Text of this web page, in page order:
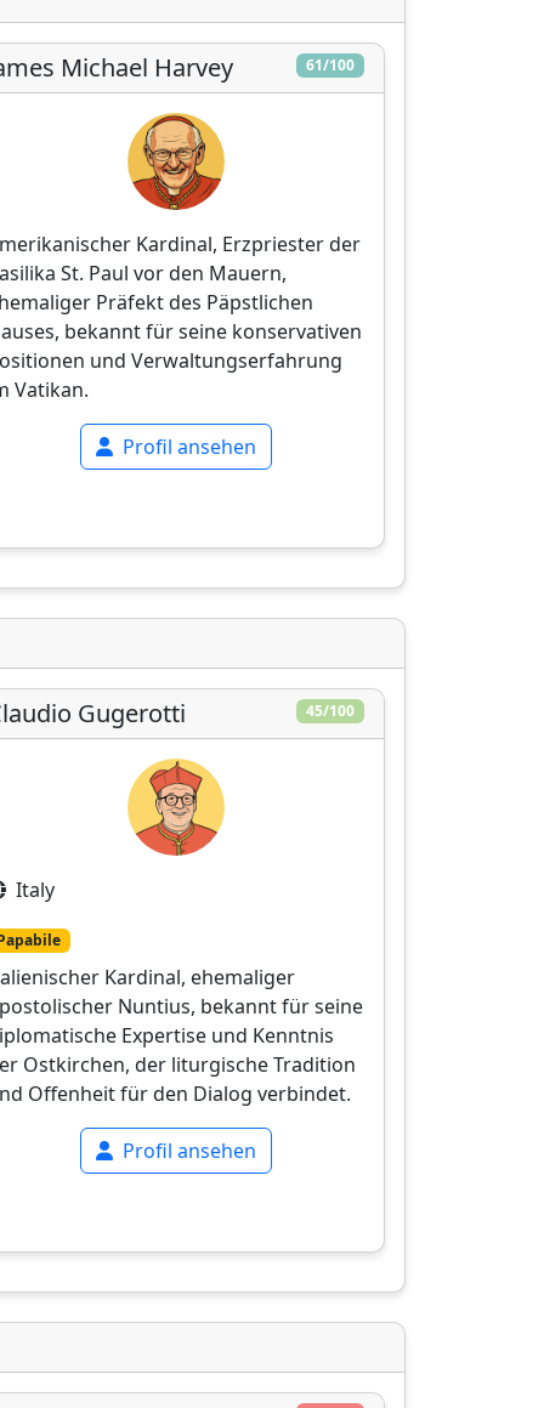
61/100
Michael Harvey
Kardinal, Erzpriester der
St. Paul vor den Mauern,
Präfekt des Päpstlichen
bekannt für seine konservativen
und Verwaltungserfahrung
Vatikan.
Profil ansehen
45/100
Gugerotti
Italy
Kardinal, ehemaliger
Nuntius, bekannt für seine
Expertise und Kenntnis
Ostkirchen, der liturgische Tradition
Offenheit für den Dialog verbindet.
Profil ansehen